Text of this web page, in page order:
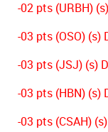
-02 pts (URBH)
-03 pts (OSO) (s)
-03 pts (JSJ) (s)
-03 pts (HBN) (s)
-03 pts (CSAH)